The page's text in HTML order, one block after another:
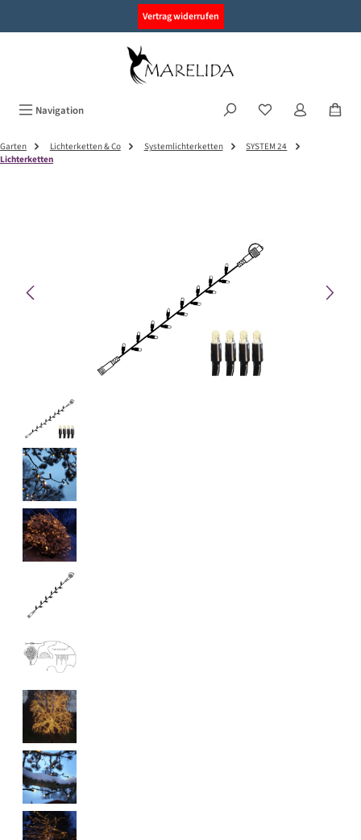
Vertrag widerrufen
Navigation
Garten Lichterketten & Co Systemlichterketten
SYSTEM 24
Lichterketten